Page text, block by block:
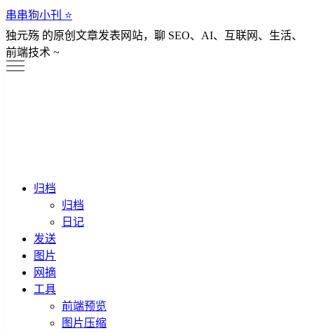
串串狗小刊 ⭐️
独元殇 的原创文章发表网站，聊 SEO、AI、互联网、生活、
前端技术 ~
归档
归档
日记
发送
图片
网摘
工具
前端预览
图片压缩